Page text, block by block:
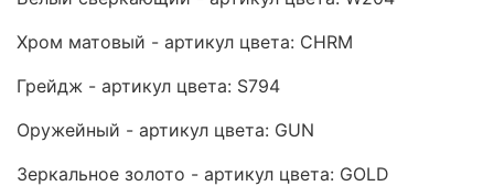
Хром матовый - артикул цвета: CHRM
Грейдж - артикул цвета: S794
Оружейный - артикул цвета: GUN
Зеркальное золото - артикул цвета: GOLD